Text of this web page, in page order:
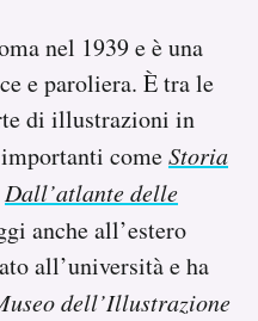
nel 1939 e è una
e paroliera. È tra le
di illustrazioni in
comeStoria
Dall’atlante delle
anche all’estero
all’università e ha
dell’Illustrazione